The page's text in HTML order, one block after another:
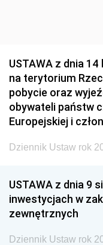
USTAWA z dnia
na terytorium
pobycie oraz
obywateli państw
Europejskiej i
Dziennik Ustaw rok
USTAWA z dnia 9
inwestycjach w
zewnętrznych
Dziennik Ustaw rok